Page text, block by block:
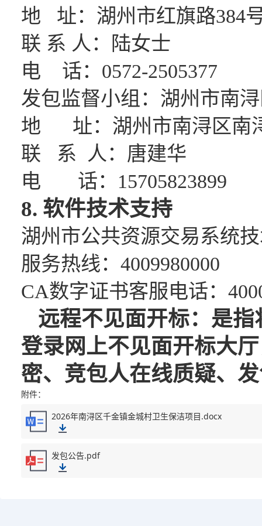
地 址： 湖州市红旗路384
联 系 人：
陆女士
电
话： 0572-2505377
发包监督小组 ： 湖州市南
地 址： 湖州市南浔区南
联
系 人： 唐建华
电
话： 15705823899
8. 软件技术支持
湖州市公共资源交易系统
服务热线： 4009980000
CA数字证书客服电话：
远程不见面开标：是
登录网上不见面开标大
密、 竞包人在线质疑、
附件：
2026年南浔区千金镇金城村卫生保洁项目.docx
发包公告.pdf